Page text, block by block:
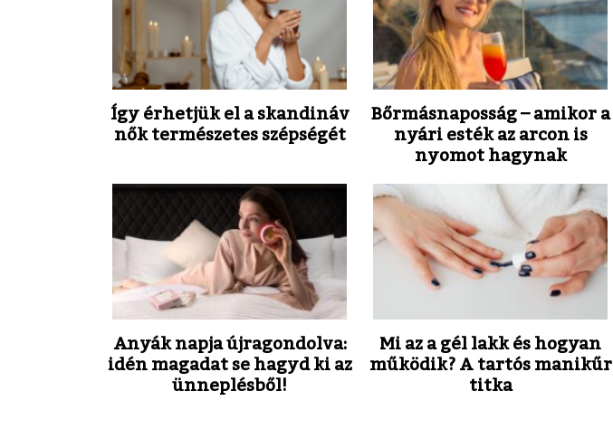
Így érhetjük el a skandináv
nők természetes szépségét
Bőrmásnaposság – amikor a
nyári esték az arcon is
nyomot hagynak
Anyák napja újragondolva:
idén magadat se hagyd ki az
ünneplésből!
Mi az a gél lakk és hogyan
működik? A tartós manikűr
titka